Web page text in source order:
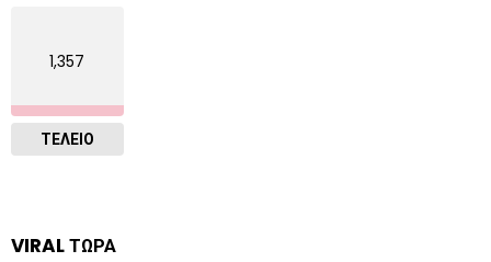
1,357
ΤΕΛΕΙΟ
VIRAL ΤΩΡΑ